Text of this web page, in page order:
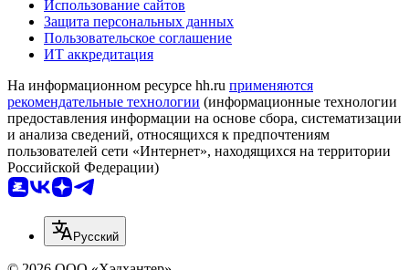
Использование сайтов
Защита персональных данных
Пользовательское соглашение
ИТ аккредитация
На информационном ресурсе hh.ru применяются
рекомендательные технологии (информационные технологии
предоставления информации на основе сбора, систематизации
и анализа сведений, относящихся к предпочтениям
пользователей сети «Интернет», находящихся на территории
Российской Федерации)
Русский